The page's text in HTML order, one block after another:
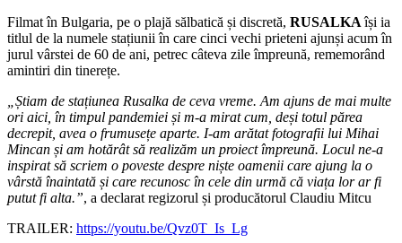
Filmat în Bulgaria, pe o plajă sălbatică și discretă, RUSALKAîși ia
titlul de la numele stațiunii în care cinci vechi prieteni ajunși acum în
jurul vârstei de 60 de ani, petrec câteva zile împreună, rememorând
amintiri din tinerețe.
„Știam de stațiunea Rusalka de ceva vreme. Am ajuns de mai multe
ori aici, în timpul pandemiei și m-a mirat cum, deși totul părea
decrepit, avea o frumusețe aparte. I-am arătat fotografii lui Mihai
Mincan și am hotărât să realizăm un proiect împreună. Locul ne-a
inspirat să scriem o poveste despre niște oamenii care ajung la o
vârstă înaintată și care recunosc în cele din urmă că viața lor ar fi
putut fi alta.”, a declarat regizorul și producătorul Claudiu Mitcu
TRAILER: https://youtu.be/Qvz0T_Is_Lg